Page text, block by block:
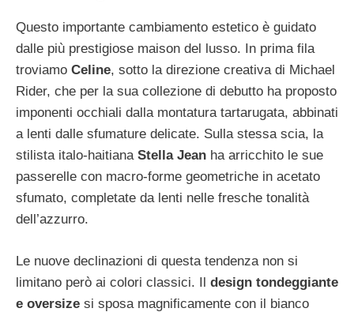
Questo importante cambiamento estetico è guidato
dalle più prestigiose maison del lusso. In prima fila
troviamo Celine, sotto la direzione creativa di Michael
Rider, che per la sua collezione di debutto ha proposto
imponenti occhiali dalla montatura tartarugata, abbinati
a lenti dalle sfumature delicate. Sulla stessa scia, la
stilista italo-haitianaStella Jean ha arricchito le sue
passerelle con macro-forme geometriche in acetato
sfumato, completate da lenti nelle fresche tonalità
dell’azzurro.
Le nuove declinazioni di questa tendenza non si
limitano però ai colori classici. Il design tondeggiante
e oversize si sposa magnificamente con il bianco